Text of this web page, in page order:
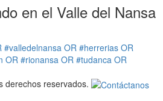
en el Valle del Nansa
OR #herrerias OR
OR #rionansa OR #tudanca OR
derechos reservados.